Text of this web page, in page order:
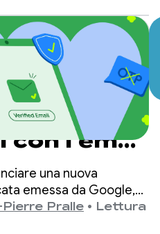
percorsi
con l'email
una nuova
emessa da Google,
ora recuperare
delle credenziali
Pralle • Lettura